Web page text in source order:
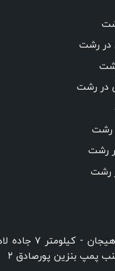
در رشت
در رشت
رشت
رشت
رشت
اتوبان رشت به
پمپ بنزین پورصادق ۲